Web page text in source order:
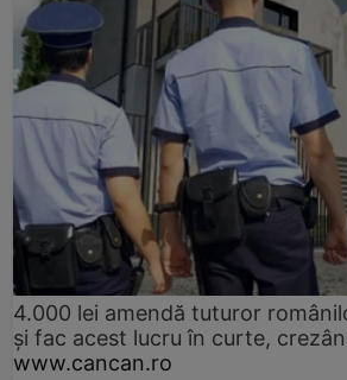
4.000 lei amendă tuturor
și fac acest lucru în curte,
www.cancan.ro